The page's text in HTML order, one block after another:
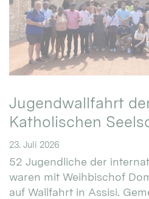
Jugendwallfahrt
Katholischen
23. Juli 2026
52 Jugendliche der
waren mit Weihbischof
auf Wallfahrt in Assisi.